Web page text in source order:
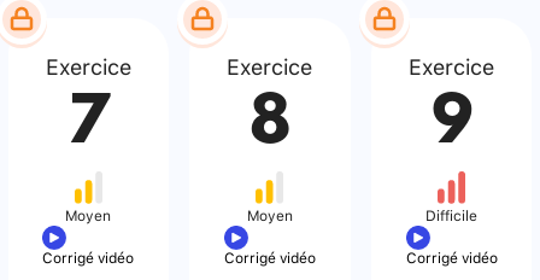
Exercice
7
Moyen
Corrigé vidéo
Exercice
8
Moyen
Corrigé vidéo
Exercice
9
Difficile
Corrigé vidéo